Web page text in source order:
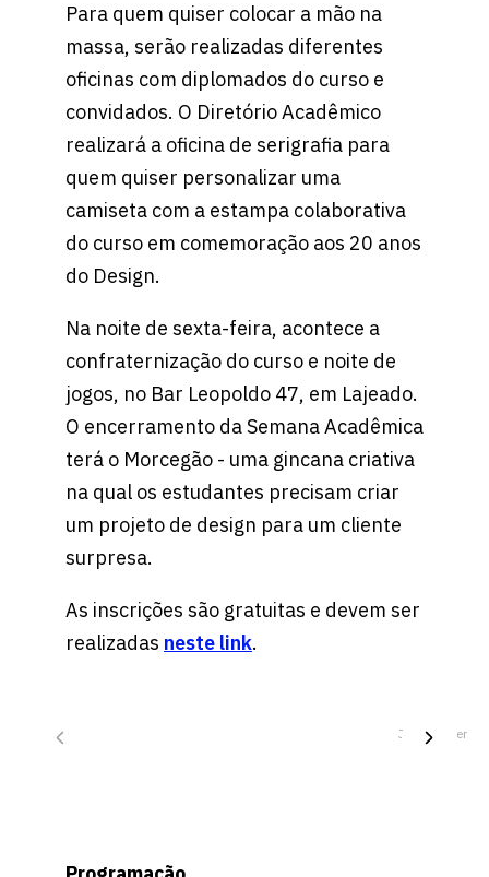
Para quem quiser colocar a mão na
massa, serão realizadas diferentes
oficinas com diplomados do curso e
convidados. O Diretório Acadêmico
realizará a oficina de serigrafia para
quem quiser personalizar uma
camiseta com a estampa colaborativa
do curso em comemoração aos 20 anos
do Design.
Na noite de sexta-feira, acontece a
confraternização do curso e noite de
jogos, no Bar Leopoldo 47, em Lajeado.
O encerramento da Semana Acadêmica
terá o Morcegão - uma gincana criativa
na qual os estudantes precisam criar
um projeto de design para um cliente
surpresa.
As inscrições são gratuitas e devem ser
realizadas neste link.
Júlia Weber